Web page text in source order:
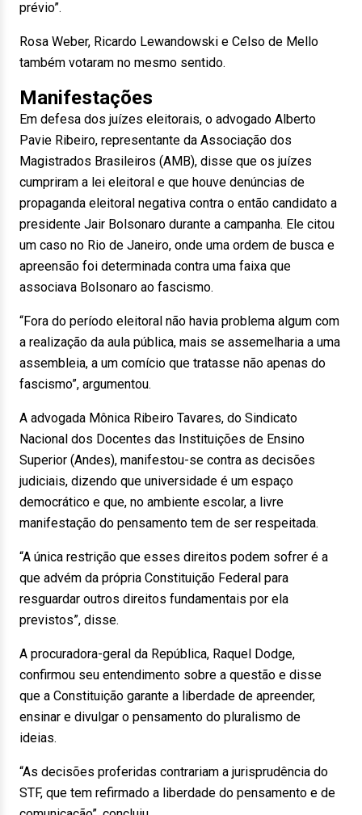
prévio”.
Rosa Weber, Ricardo Lewandowski e Celso de Mello
também votaram no mesmo sentido.
Manifestações
Em defesa dos juízes eleitorais, o advogado Alberto
Pavie Ribeiro, representante da Associação dos
Magistrados Brasileiros (AMB), disse que os juízes
cumpriram a lei eleitoral e que houve denúncias de
propaganda eleitoral negativa contra o então candidato a
presidente Jair Bolsonaro durante a campanha. Ele citou
um caso no Rio de Janeiro, onde uma ordem de busca e
apreensão foi determinada contra uma faixa que
associava Bolsonaro ao fascismo.
“Fora do período eleitoral não havia problema algum com
a realização da aula pública, mais se assemelharia a uma
assembleia, a um comício que tratasse não apenas do
fascismo”, argumentou.
A advogada Mônica Ribeiro Tavares, do Sindicato
Nacional dos Docentes das Instituições de Ensino
Superior (Andes), manifestou-se contra as decisões
judiciais, dizendo que universidade é um espaço
democrático e que, no ambiente escolar, a livre
manifestação do pensamento tem de ser respeitada.
“A única restrição que esses direitos podem sofrer é a
que advém da própria Constituição Federal para
resguardar outros direitos fundamentais por ela
previstos”, disse.
A procuradora-geral da República, Raquel Dodge,
confirmou seu entendimento sobre a questão e disse
que a Constituição garante a liberdade de apreender,
ensinar e divulgar o pensamento do pluralismo de
ideias.
“As decisões proferidas contrariam a jurisprudência do
STF, que tem refirmado a liberdade do pensamento e de